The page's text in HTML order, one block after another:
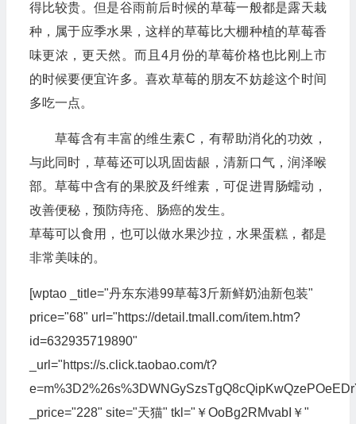
得比较贵。但是谷雨前后时候的草莓一般都是露天栽
种，属于应季水果，这样的草莓比大棚种植的草莓香
味更浓，更天然。而且4月份的草莓价格也比刚上市
的时候要便宜许多。喜欢草莓的朋友不妨趁这个时间
多吃一点。
草莓含有丰富的维生素C，有帮助消化的功效，
与此同时，草莓还可以巩固齿龈，清新口气，润泽喉
部。草莓中含有的果胶及纤维素，可促进胃肠蠕动，
改善便秘，预防痔疮、肠癌的发生。
草莓可以食用，也可以做水果沙拉，水果蛋糕，都是
非常美味的。
[wptao _title="丹东东港99草莓3斤新鲜奶油新包装"
price="68" url="https://detail.tmall.com/item.htm?
id=632935719890"
_url="https://s.click.taobao.com/t?
_price="228" site="天猫" tkl="￥OoBg2RMvabI￥"